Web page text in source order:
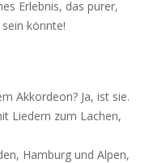
Erlebnis, das purer,
könnte!
Akkordeon? Ja, ist sie.
Liedern zum Lachen,
Hamburg und Alpen,